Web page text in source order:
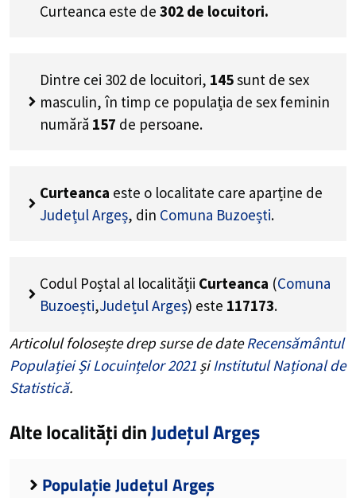
Curteanca este de 302 de locuitori.
Dintre cei 302 de locuitori, 145sunt de sex
masculin, în timp ce populația de sex feminin
numără 157 de persoane.
Curteanca este o localitate care aparține de
Județul Argeș, din Comuna Buzoești.
Codul Poștal al localității Curteanca (Comuna
Buzoești,Județul Argeș) este 117173.
Articolul folosește drep surse de dateRecensământul
Populației Și Locuințelor 2021 șiInstitutul Național de
Statistică.
Alte localități dinJudețul Argeș
Populație Județul Argeș